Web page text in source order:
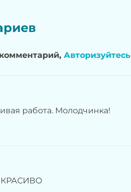
Авторизуйтесь
работа. Молодчинка!
КРАСИВО